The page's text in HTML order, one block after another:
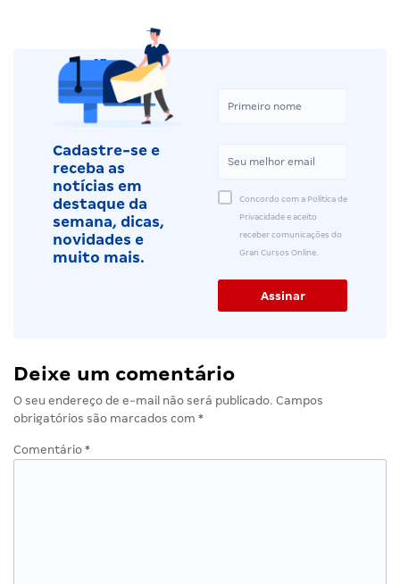
Cadastre-se e
receba as
notícias em
destaque da
semana, dicas,
novidades e
muito mais.
Concordo com a Política de
Privacidade e aceito
receber comunicações do
Gran Cursos Online.
Deixe um comentário
O seu endereço de e-mail não será publicado. Campos
obrigatórios são marcados com *
Comentário *